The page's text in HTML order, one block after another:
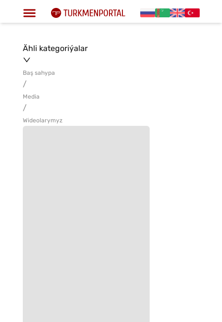
Ähli kategoriýalar
Baş sahypa
/
Media
/
Wideolarymyz